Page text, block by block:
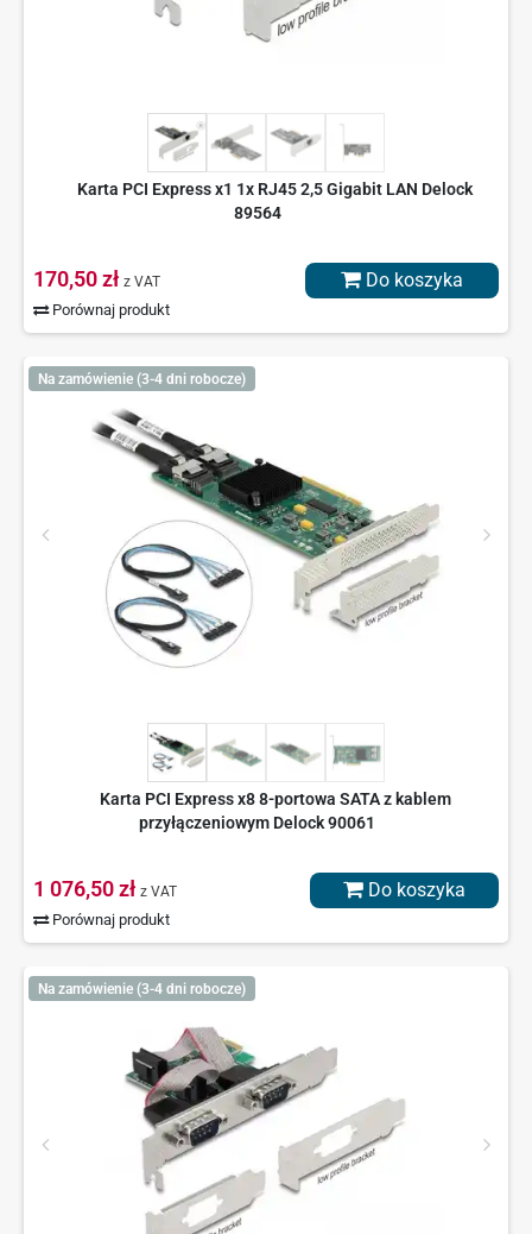
Karta PCI Express x1 1x RJ45 2,5 Gigabit LAN Delock
89564
170,50 zł z VAT
Porównaj produkt
Do koszyka
Na zamówienie (3-4 dni robocze)
Karta PCI Express x8 8-portowa SATA z kablem
przyłączeniowym Delock 90061
1 076,50 zł z VAT
Porównaj produkt
Do koszyka
Na zamówienie (3-4 dni robocze)